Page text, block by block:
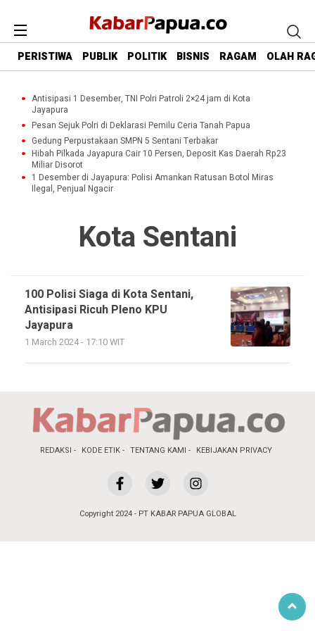
PERISTIWA PUBLIK POLITIK BISNIS RAGAM OLAH
Antisipasi 1 Desember, TNI Polri Patroli 2×24 jam di Kota
Jayapura
Pesan Sejuk Polri di Deklarasi Pemilu Ceria Tanah Papua
Gedung Perpustakaan SMPN 5 Sentani Terbakar
Hibah Pilkada Jayapura Cair 10 Persen, Deposit Kas Daerah Rp23
Miliar Disorot
1 Desember di Jayapura: Polisi Amankan Ratusan Botol Miras
Ilegal, Penjual Ngacir
Kota Sentani
100 Polisi Siaga di Kota Sentani,
Antisipasi Ricuh Pleno KPU
Jayapura
1 March 2024 - 17:10 WIT
REDAKSI KODE ETIK TENTANG KAMI KEBIJAKAN PRIVACY
Copyright 2024 - PT KABAR PAPUA GLOBAL